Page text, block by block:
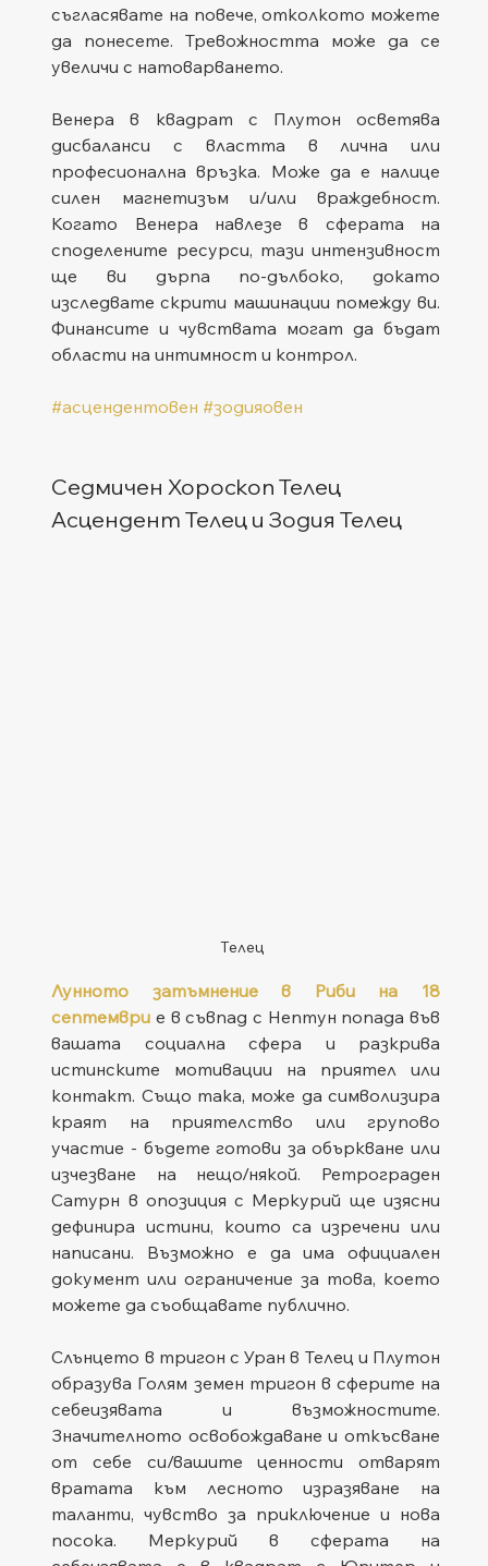
съгласявате на повече, отколкото можете
да понесете. Тревожността може да се
увеличи с натоварването.
Венера в квадрат с Плутон осветява
дисбаланси с властта в лична или
професионална връзка. Може да е налице
силен магнетизъм и/или враждебност.
Когато Венера навлезе в сферата на
споделените ресурси, тази интензивност
ще ви дърпа по-дълбоко, докато
изследвате скрити машинации помежду ви.
Финансите и чувствата могат да бъдат
области на интимност и контрол.
#асцендентовен #зодияовен
Седмичен Хороскоп Телец
Асцендент Телец и Зодия Телец
Телец
Лунното затъмнение в Риби на 18
септември е в съвпад с Нептун попада във
вашата социална сфера и разкрива
истинските мотивации на приятел или
контакт. Също така, може да символизира
краят на приятелство или групово
участие - бъдете готови за объркване или
изчезване на нещо/някой. Ретрограден
Сатурн в опозиция с Меркурий ще изясни
дефинира истини, които са изречени или
написани. Възможно е да има официален
документ или ограничение за това, което
можете да съобщавате публично.
Слънцето в тригон с Уран в Телец и Плутон
образува Голям земен тригон в сферите на
себеизявата и възможностите.
Значителното освобождаване и откъсване
от себе си/вашите ценности отварят
вратата към лесното изразяване на
таланти, чувство за приключение и нова
посока. Меркурий в сферата на